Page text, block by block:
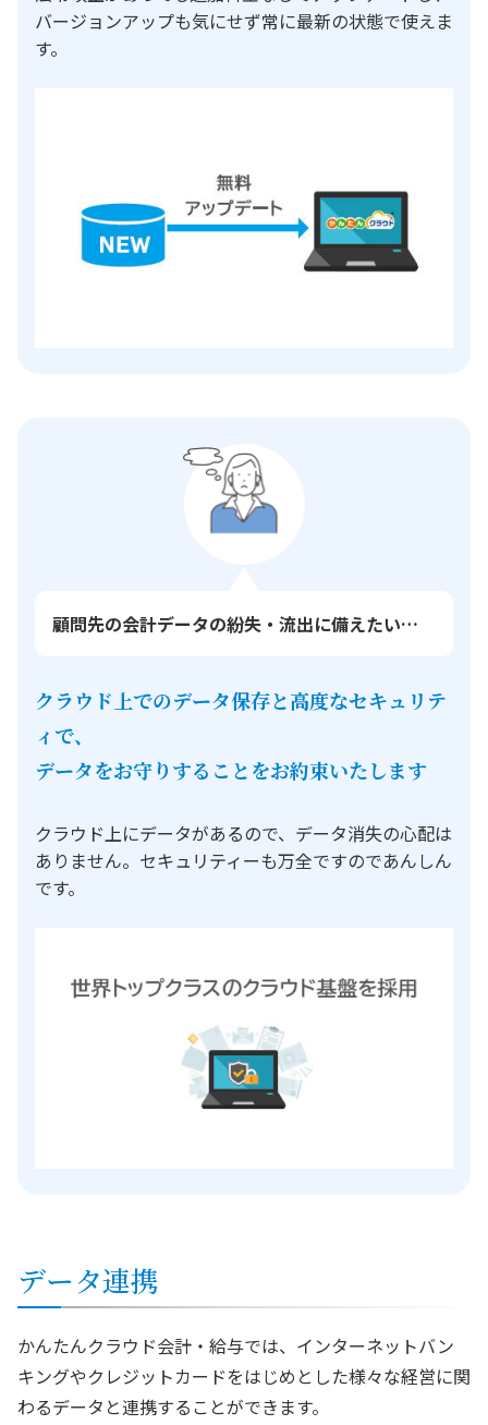
バージョンアップも気にせず常に最新の状態で使えま
す。
顧問先の会計データの紛失・流出に備えたい…
クラウド上でのデータ保存と高度なセキュリテ
ィで、
データをお守りすることをお約束いたします
クラウド上にデータがあるので、データ消失の心配は
ありません。セキュリティーも万全ですのであんしん
です。
データ連携
かんたんクラウド会計・給与では、インターネットバン
キングやクレジットカードをはじめとした様々な経営に関
わるデータと連携することができます。